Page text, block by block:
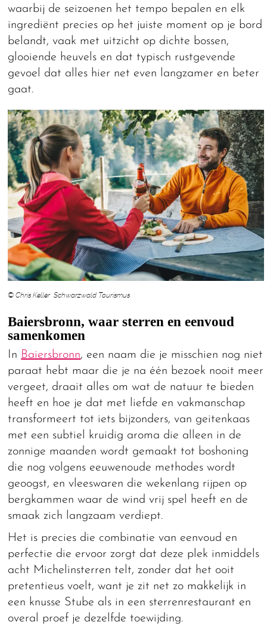
waarbij de seizoenen het tempo bepalen en elk
ingrediënt precies op het juiste moment op je bord
belandt, vaak met uitzicht op dichte bossen,
glooiende heuvels en dat typisch rustgevende
gevoel dat alles hier net even langzamer en beter
gaat.
© Chris Keller Schwarzwald Tourismus
Baiersbronn, waar sterren en eenvoud
samenkomen
In Baiersbronn, een naam die je misschien nog niet
paraat hebt maar die je na één bezoek nooit meer
vergeet, draait alles om wat de natuur te bieden
heeft en hoe je dat met liefde en vakmanschap
transformeert tot iets bijzonders, van geitenkaas
met een subtiel kruidig aroma die alleen in de
zonnige maanden wordt gemaakt tot boshoning
die nog volgens eeuwenoude methodes wordt
geoogst, en vleeswaren die wekenlang rijpen op
bergkammen waar de wind vrij spel heeft en de
smaak zich langzaam verdiept.
Het is precies die combinatie van eenvoud en
perfectie die ervoor zorgt dat deze plek inmiddels
acht Michelinsterren telt, zonder dat het ooit
pretentieus voelt, want je zit net zo makkelijk in
een knusse Stube als in een sterrenrestaurant en
overal proef je dezelfde toewijding.